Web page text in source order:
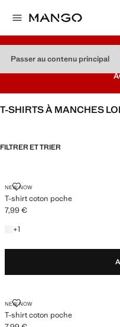
Passer au contenu principal
T-SHIRTS À MANCHES
FILTRER ET TRIER
NEW NOW
T-shirt coton poche
T-SHIRT COTON POCHE
Prix actuel [7,99 € ]
7,99 €
+1
+1 couleur
NEW NOW
T-shirt coton poche
T-SHIRT COTON POCHE